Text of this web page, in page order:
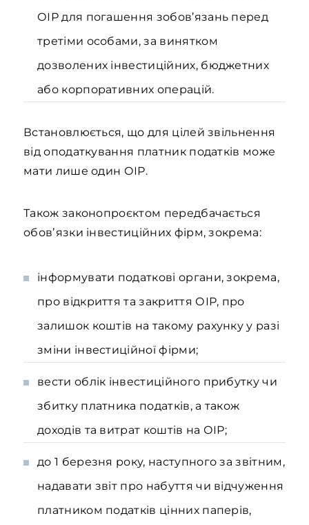
ОІР для погашення зобов’язань перед
третіми особами, за винятком
дозволених інвестиційних, бюджетних
або корпоративних операцій.
Встановлюється, що для цілей звільнення
від оподаткування платник податків може
мати лише один ОІР.
Також законопроєктом передбачається
обовʼязки інвестиційних фірм, зокрема:
інформувати податкові органи, зокрема,
про відкриття та закриття ОІР, про
залишок коштів на такому рахунку у разі
зміни інвестиційної фірми;
вести облік інвестиційного прибутку чи
збитку платника податків, а також
доходів та витрат коштів на ОІР;
до 1 березня року, наступного за звітним,
надавати звіт про набуття чи відчуження
платником податків цінних паперів,